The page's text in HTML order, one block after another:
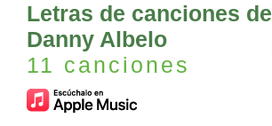
Letras de canciones de
Danny Albelo
11 canciones